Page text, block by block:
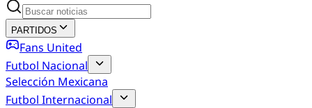
PARTIDOS
Fans United
Futbol Nacional
Selección Mexicana
Futbol Internacional